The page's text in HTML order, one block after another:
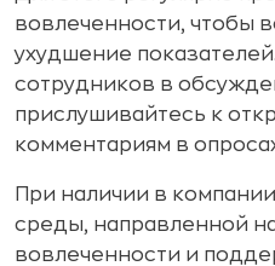
вовлеченности, чтобы
ухудшение
сотрудников в
прислушивайтесь к
комментариям в
При наличии в
среды, направленной
вовлеченности и